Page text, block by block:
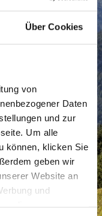
Über Cookies
von
Daten
und zur
Um alle
können, klicken Sie
geben wir
Website an
und